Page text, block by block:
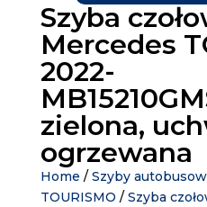
Szyba
Mercedes
2022-
zielona,
ogrzewana
Home / Szyby
TOURISMO / Szyba